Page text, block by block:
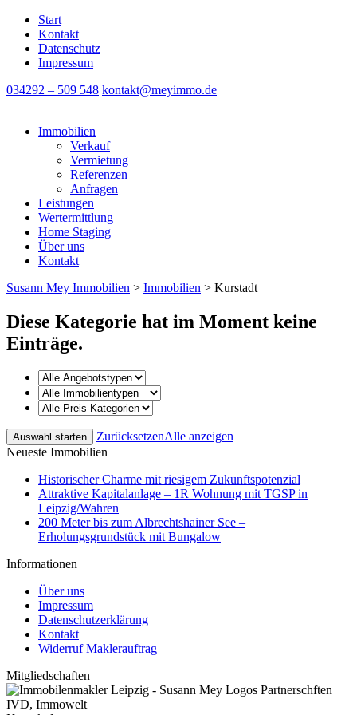
Start
Kontakt
Datenschutz
Impressum
034292 – 509 548 kontakt@meyimmo.de
Immobilien
Verkauf
Vermietung
Referenzen
Anfragen
Leistungen
Wertermittlung
Home Staging
Über uns
Kontakt
Susann Mey Immobilien > Immobilien > Kurstadt
Diese Kategorie hat im Moment keine
Einträge.
ZurücksetzenAlle anzeigen
Neueste Immobilien
Historischer Charme mit riesigem Zukunftspotenzial
Attraktive Kapitalanlage – 1R Wohnung mit TGSP in
Leipzig/Wahren
200 Meter bis zum Albrechtshainer See –
Erholungsgrundstück mit Bungalow
Informationen
Über uns
Impressum
Datenschutzerklärung
Kontakt
Widerruf Maklerauftrag
Mitgliedschaften